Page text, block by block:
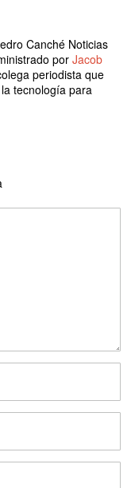
Canché Noticias
porJacob
periodista que
tecnología para